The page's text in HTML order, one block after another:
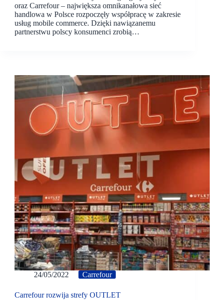
oraz Carrefour – największa omnikanałowa sieć
handlowa w Polsce rozpoczęły współpracę w zakresie
usług mobile commerce. Dzięki nawiązanemu
partnerstwu polscy konsumenci zrobią…
24/05/2022 Carrefour
Carrefour rozwija strefy OUTLET